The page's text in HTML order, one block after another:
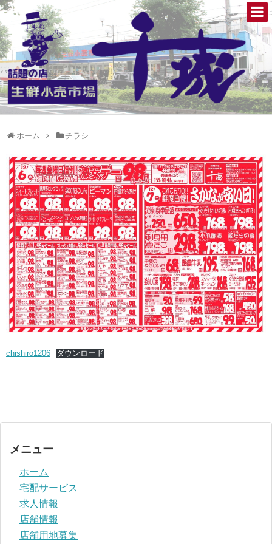
ホーム チラシ
chishiro1206 ダウンロード
メニュー
ホーム
宅配サービス
求人情報
店舗情報
店舗用地募集